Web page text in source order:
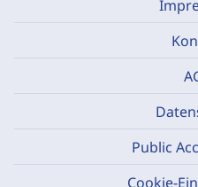
Public
Cookie-